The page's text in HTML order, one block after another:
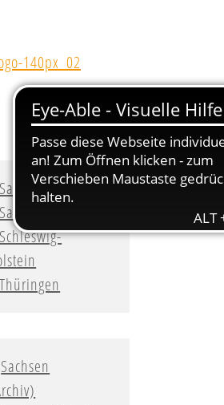
Sachsen
Sachsen-Anhalt
Schleswig-
Thüringen
Sachsen